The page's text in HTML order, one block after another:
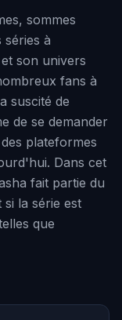
sommes
à
son univers
fans à
suscité de
de se demander
plateformes
Dans cet
fait partie du
si la série est
que